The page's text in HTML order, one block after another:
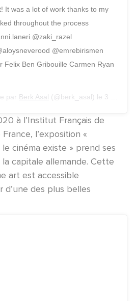
It was a lot of work thanks to my
throughout the process
@zaki_razel
@emrebirismen
Felix Ben Gribouille Carmen Ryan
par Berk Asal (@berk_asal) le 3 Déc. 2019 à 6 :44 PST
à l’Institut Français de
l’exposition «
cinéma existe » prend ses
la capitale allemande. Cette
art est accessible
des plus belles